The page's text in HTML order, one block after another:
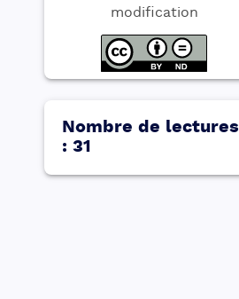
modification
Nombre de lectures
: 31